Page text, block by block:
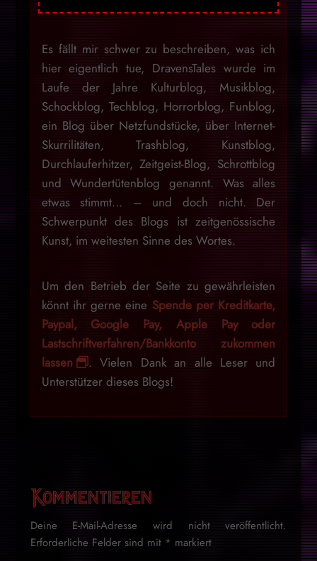
Es fällt mir schwer zu beschreiben, was ich
hier eigentlich tue, DravensTales wurde im
Laufe der Jahre Kulturblog, Musikblog,
Schockblog, Techblog, Horrorblog, Funblog,
ein Blog über Netzfundstücke, über Internet-
Skurrilitäten, Trashblog, Kunstblog,
Durchlauferhitzer, Zeitgeist-Blog, Schrottblog
und Wundertütenblog genannt. Was alles
etwas stimmt… – und doch nicht. Der
Schwerpunkt des Blogs ist zeitgenössische
Kunst, im weitesten Sinne des Wortes.
Um den Betrieb der Seite zu gewährleisten
könnt ihr gerne eine Spende per Kreditkarte,
Paypal, Google Pay, Apple Pay oder
Lastschriftverfahren/Bankkonto zukommen
lassen
. Vielen Dank an alle Leser und
Unterstützer dieses Blogs!
Kommentieren
Deine E-Mail-Adresse wird nicht veröffentlicht.
Erforderliche Felder sind mit * markiert